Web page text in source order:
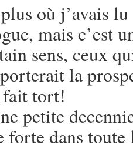
où j’avais
mais c’est
sens, ceux
la
fait tort!
petite
forte dans toute